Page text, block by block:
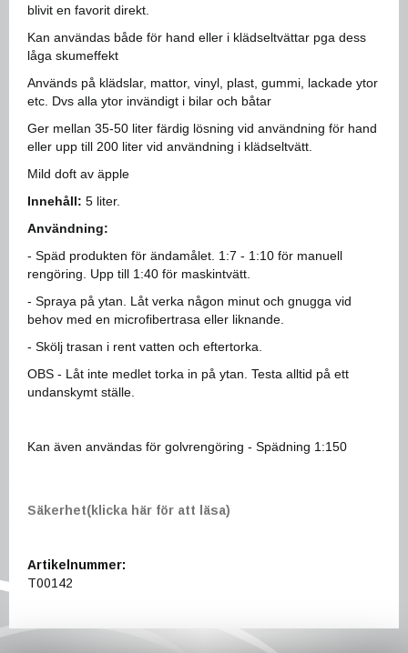
blivit en favorit direkt.
Kan användas både för hand eller i klädseltvättar pga dess
låga skumeffekt
Används på klädslar, mattor, vinyl, plast, gummi, lackade ytor
etc. Dvs alla ytor invändigt i bilar och båtar
Ger mellan 35-50 liter färdig lösning vid användning för hand
eller upp till 200 liter vid användning i klädseltvätt.
Mild doft av äpple
Innehåll: 5 liter.
Användning:
- Späd produkten för ändamålet. 1:7 - 1:10 för manuell
rengöring. Upp till 1:40 för maskintvätt.
- Spraya på ytan. Låt verka någon minut och gnugga vid
behov med en microfibertrasa eller liknande.
- Skölj trasan i rent vatten och eftertorka.
OBS - Låt inte medlet torka in på ytan. Testa alltid på ett
undanskymt ställe.
Kan även användas för golvrengöring - Spädning 1:150
Säkerhet(klicka här för att läsa)
Artikelnummer:
T00142